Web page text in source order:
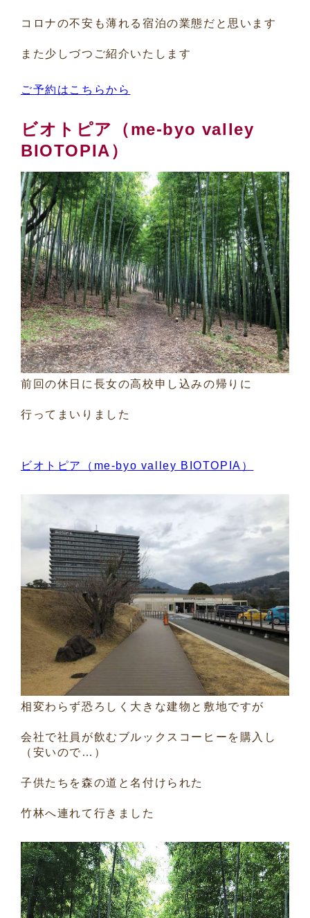
コロナの不安も薄れる宿泊の業態だと思います
また少しづつご紹介いたします
ご予約はこちらから
ビオトピア（me-byo valley
BIOTOPIA）
前回の休日に長女の高校申し込みの帰りに
行ってまいりました
ビオトピア（me-byo valley BIOTOPIA）
相変わらず恐ろしく大きな建物と敷地ですが
会社で社員が飲むブルックスコーヒーを購入し
（安いので…）
子供たちを森の道と名付けられた
竹林へ連れて行きました